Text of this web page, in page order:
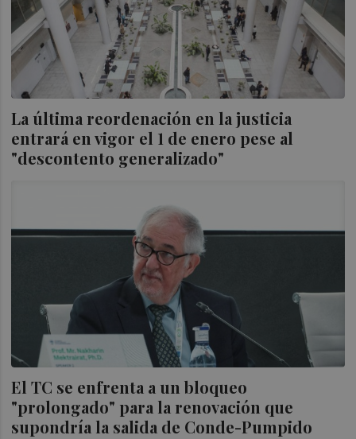
La última reordenación en la justicia
entrará en vigor el 1 de enero pese al
"descontento generalizado"
El TC se enfrenta a un bloqueo
"prolongado" para la renovación que
supondría la salida de Conde-Pumpido